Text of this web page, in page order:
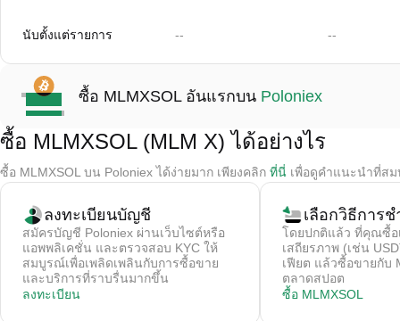
นับตั้งแต่รายการ -- --
ซื้อ MLMXSOL อันแรกบน Poloniex
ซื้อ MLMXSOL (MLM X) ได้อย่างไร
ซื้อ MLMXSOL บน Poloniex ได้ง่ายมาก เพียงคลิก ที่นี่ เพื่อดูคำแนะนำที่ส
ลงทะเบียนบัญชี
สมัครบัญชี Poloniex ผ่านเว็บไซต์หรือ
แอพพลิเคชั่น และตรวจสอบ KYC ให้
สมบูรณ์เพื่อเพลิดเพลินกับการซื้อขาย
และบริการที่ราบรื่นมากขึ้น
ลงทะเบียน
เลือกวิธีการชํ
โดยปกติแล้ว ที่คุณซื้อ
เสถียรภาพ (เช่น
เฟียต แล้วซื้อขายกับ
ตลาดสปอต
ซื้อ MLMXSOL